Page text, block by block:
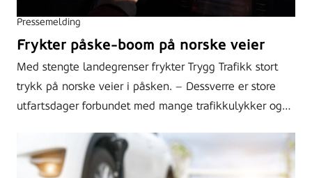
Pressemelding
Frykter påske-boom på norske veier
Med stengte landegrenser frykter Trygg Trafikk stort
trykk på norske veier i påsken. – Dessverre er store
utfartsdager forbundet med mange trafikkulykker og…